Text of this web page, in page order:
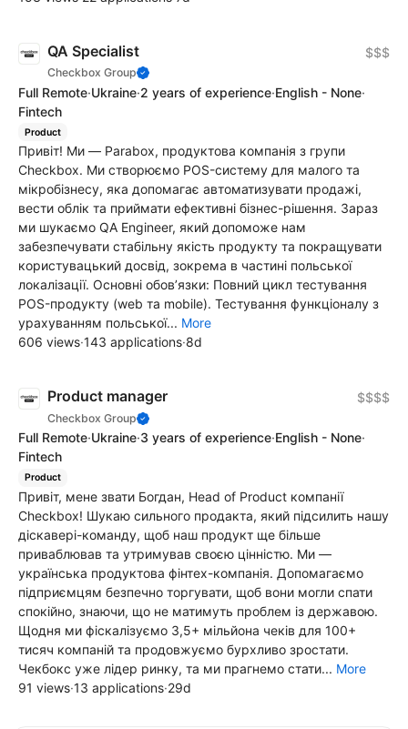
QA Specialist
Checkbox Group
$$$
Full Remote·Ukraine·2 years of experience·English - None·
Fintech
Product
Привіт! Ми — Parabox, продуктова компанія з групи
Checkbox. Ми створюємо POS-систему для малого та
мікробізнесу, яка допомагає автоматизувати продажі,
вести облік та приймати ефективні бізнес-рішення. Зараз
ми шукаємо QA Engineer, який допоможе нам
забезпечувати стабільну якість продукту та покращувати
користувацький досвід, зокрема в частині польської
локалізації. Основні обов’язки: Повний цикл тестування
POS-продукту (web та mobile). Тестування функціоналу з
урахуванням польської... More
606 views·143 applications·8d
Product manager
Checkbox Group
$$$$
Full Remote·Ukraine·3 years of experience·English - None·
Fintech
Product
Привіт, мене звати Богдан, Head of Product компанії
Checkbox! Шукаю сильного продакта, який підсилить нашу
діскавері-команду, щоб наш продукт ще більше
приваблював та утримував своєю цінністю. Ми —
українська продуктова фінтех-компанія. Допомагаємо
підприємцям безпечно торгувати, щоб вони могли спати
спокійно, знаючи, що не матимуть проблем із державою.
Щодня ми фіскалізуємо 3,5+ мільйона чеків для 100+
тисяч компаній та продовжуємо бурхливо зростати.
Чекбокс уже лідер ринку, та ми прагнемо стати... More
91 views·13 applications·29d